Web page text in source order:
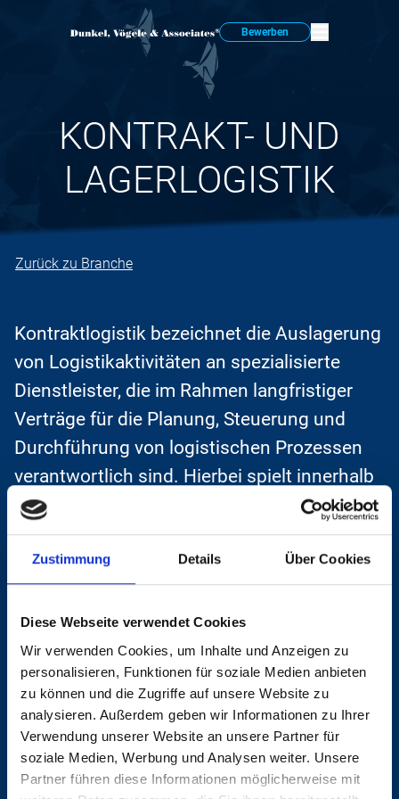
Zustimmung Details Über Cookies
Diese Webseite verwendet Cookies
Wir verwenden Cookies, um Inhalte und Anzeigen zu
personalisieren, Funktionen für soziale Medien anbieten
zu können und die Zugriffe auf unsere Website zu
analysieren. Außerdem geben wir Informationen zu Ihrer
Verwendung unserer Website an unsere Partner für
soziale Medien, Werbung und Analysen weiter. Unsere
Partner führen diese Informationen möglicherweise mit
Bewerben
KONTRAKT- UND
LAGERLOGISTIK
Zurück zu Branche
Kontraktlogistik bezeichnet die Auslagerung
von Logistikaktivitäten an spezialisierte
Dienstleister, die im Rahmen langfristiger
Verträge für die Planung, Steuerung und
Durchführung von logistischen Prozessen
verantwortlich sind. Hierbei spielt innerhalb
der Lieferkette, also der Supply-Chain, die
Lagerlogistik eine wesentliche Rolle.
Die Lagerlogistik beinhaltet alle Prozesse
und Aktivitäten, die mit der effizienten
Verwaltung, Organisation und Bewegung
von Waren in Lagern verbunden sind. Das
umfasst die Lagerung, Kommissionierung,
Verpackung und den Versand von
Produkten, um eine reibungslose
Versorgungskette sicherzustellen.